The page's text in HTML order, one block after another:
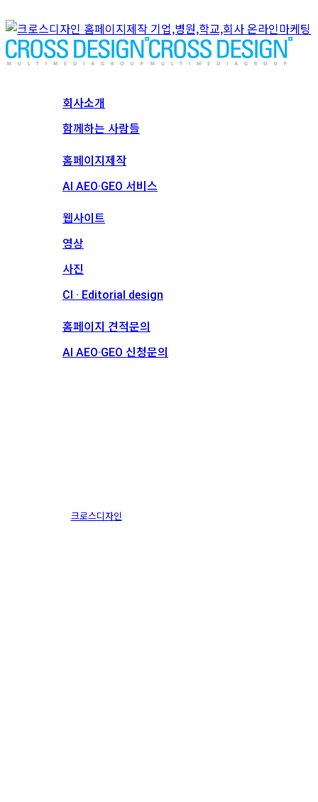
회사소개
함께하는 사람들
홈페이지제작
AI AEO·GEO 서비스
웹사이트
영상
사진
CI · Editorial design
홈페이지 견적문의
AI AEO·GEO 신청문의
크로스디자인